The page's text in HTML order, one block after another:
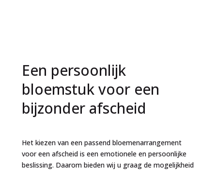
Een persoonlijk
bloemstuk voor een
bijzonder afscheid
Het kiezen van een passend bloemenarrangement
voor een afscheid is een emotionele en persoonlijke
beslissing. Daarom bieden wij u graag de mogelijkheid